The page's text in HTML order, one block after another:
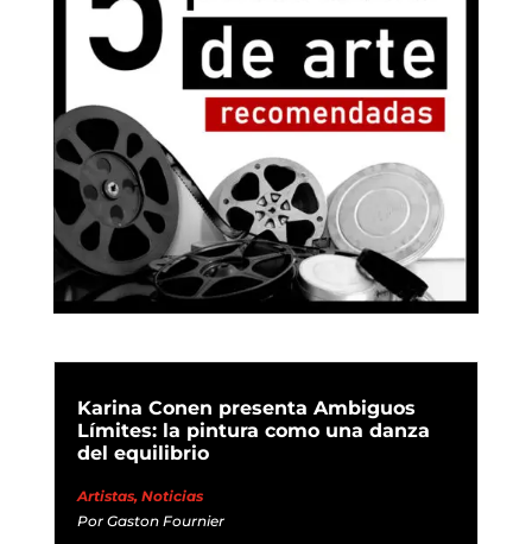
Karina Conen presenta Ambiguos
Límites: la pintura como una danza
del equilibrio
Artistas, Noticias
Por Gaston Fournier